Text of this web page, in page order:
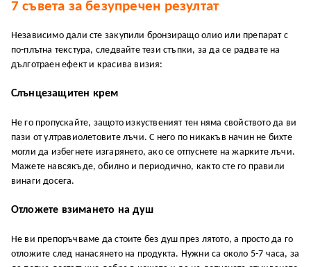
7 съвета за безупречен резултат
Независимо дали сте закупили бронзиращо олио или препарат с
по-плътна текстура, следвайте тези стъпки, за да се радвате на
дълготраен ефект и красива визия:
Слънцезащитен крем
Не го пропускайте, защото изкуственият тен няма свойството да ви
пази от ултравиолетовите лъчи. С него по никакъв начин не бихте
могли да избегнете изгарянето, ако се отпуснете на жарките лъчи.
Мажете навсякъде, обилно и периодично, както сте го правили
винаги досега.
Отложете взимането на душ
Не ви препоръчваме да стоите без душ през лятото, а просто да го
отложите след нанасянето на продукта. Нужни са около 5-7 часа, за